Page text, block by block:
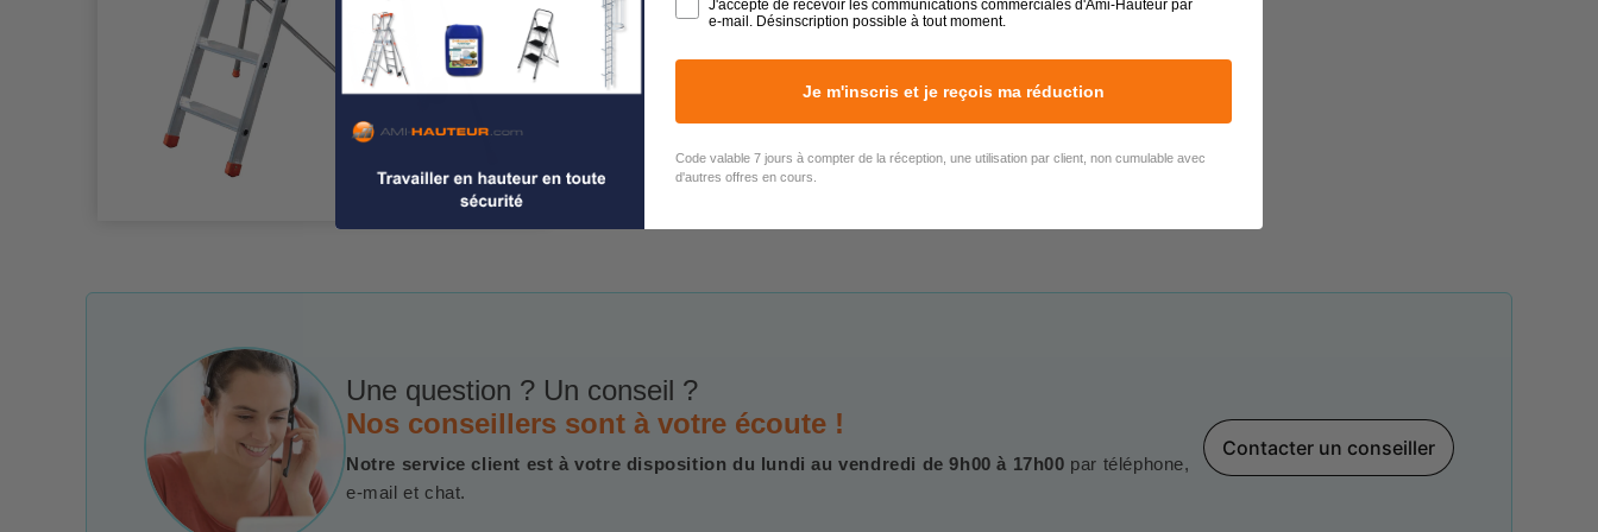
Une question ? Un conseil ?
Nos conseillers sont à votre écoute !
Notre service client est à votre disposition du lundi au vendredi de 9h00 à 17h00 par téléphone,
e-mail et chat.
Contacter un conseiller
J'accepte de recevoir les communications commerciales d'Ami-Hauteur par
e-mail. Désinscription possible à tout moment.
Je m'inscris et je reçois ma réduction
Code valable 7 jours à compter de la réception, une utilisation par client, non cumulable avec
d'autres offres en cours.